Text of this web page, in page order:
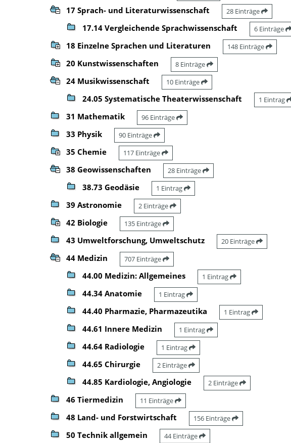
17 Sprach- und Literaturwissenschaft 28 Einträge
17.14 Vergleichende Sprachwissenschaft 6 Einträge
18 Einzelne Sprachen und Literaturen 148 Einträge
20 Kunstwissenschaften 8 Einträge
24 Musikwissenschaft 10 Einträge
24.05 Systematische Theaterwissenschaft 1 Eintrag
31 Mathematik 96 Einträge
33 Physik 90 Einträge
35 Chemie 117 Einträge
38 Geowissenschaften 28 Einträge
38.73 Geodäsie 1 Eintrag
39 Astronomie 2 Einträge
42 Biologie 135 Einträge
43 Umweltforschung, Umweltschutz 20 Einträge
44 Medizin 707 Einträge
44.00 Medizin: Allgemeines 1 Eintrag
44.34 Anatomie 1 Eintrag
44.40 Pharmazie, Pharmazeutika 1 Eintrag
44.61 Innere Medizin 1 Eintrag
44.64 Radiologie 1 Eintrag
44.65 Chirurgie 2 Einträge
44.85 Kardiologie, Angiologie 2 Einträge
46 Tiermedizin 11 Einträge
48 Land- und Forstwirtschaft 156 Einträge
50 Technik allgemein 44 Einträge